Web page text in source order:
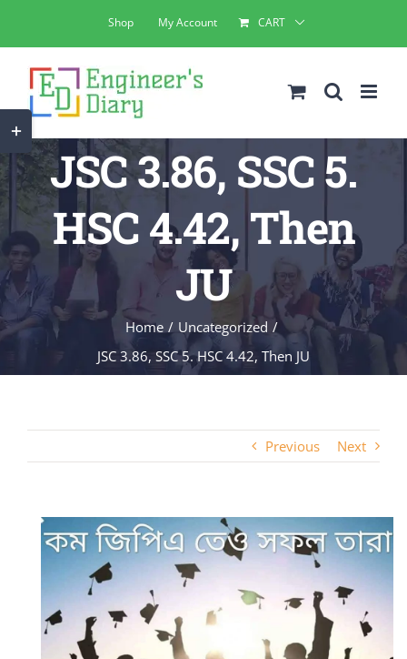
to
content
Shop My Account CART
JSC 3.86, SSC 5.
HSC 4.42, Then
JU
Home
Uncategorized
JSC 3.86, SSC 5. HSC 4.42, Then JU
Previous Next
Toggle
Sliding
Bar
Area